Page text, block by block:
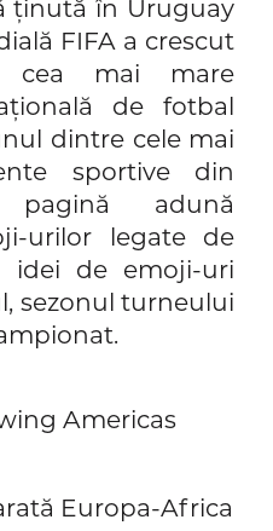
ținută în Uruguay
FIFA a crescut
cea mai mare
de fotbal
dintre cele mai
sportive din
pagină adună
urilor legate de
idei de emoji-uri
sezonul turneului
Americas
Europa-Africa